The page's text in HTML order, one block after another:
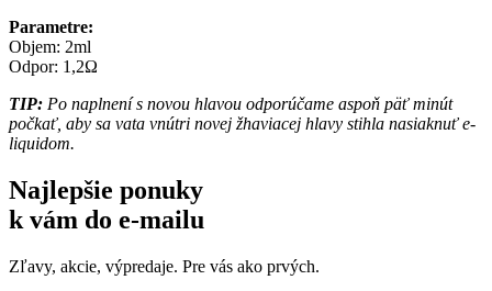
Parametre:
Objem: 2ml
Odpor: 1,2Ω
TIP: Po naplnení s novou hlavou odporúčame aspoň päť minút
počkať, aby sa vata vnútri novej žhaviacej hlavy stihla nasiaknuť e-
liquidom.
Najlepšie ponuky
k vám do e-mailu
Zľavy, akcie, výpredaje. Pre vás ako prvých.